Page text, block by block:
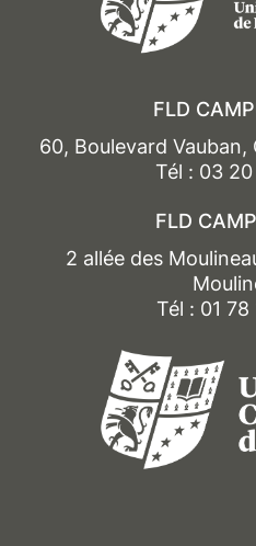
FLD
60, Boulevard Vauban,
Tél : 03
FLD
2 allée des
Tél : 01